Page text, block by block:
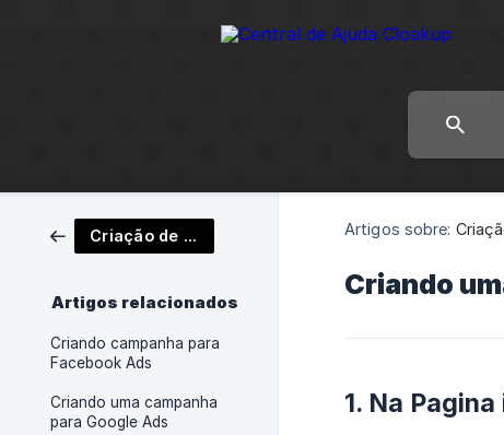
Criação de Campanhas
Artigos relacionados
Criando campanha para
Facebook Ads
Criando uma campanha
para Google Ads
Artigos sobre:
Criando
1. Na